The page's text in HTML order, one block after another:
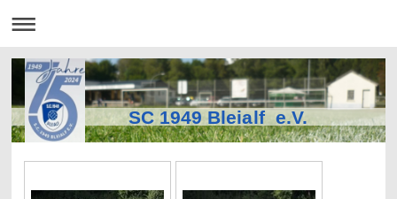
SC 1949 Bleialf e.V.